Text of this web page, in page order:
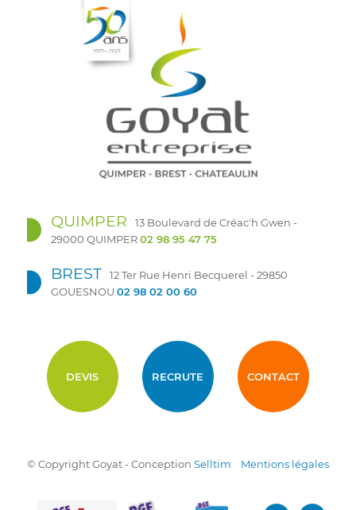
QUIMPER
13 Boulevard de Créac'h Gwen -
29000 QUIMPER02 98 95 47 75
BREST
12 Ter Rue Henri Becquerel - 29850
GOUESNOU 02 98 02 00 60
DEVIS RECRUTE CONTACT
© Copyright Goyat - Conception Selltim Mentions légales